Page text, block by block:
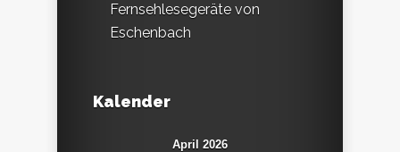
Fernsehlesegeräte von
Eschenbach
Kalender
April 2026